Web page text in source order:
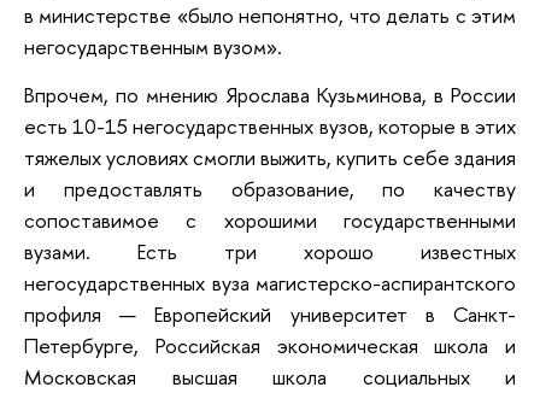
в министерстве «было непонятно, что делать с этим
негосударственным вузом».
Впрочем, по мнению Ярослава Кузьминова, в России
есть 10-15 негосударственных вузов, которые в этих
тяжелых условиях смогли выжить, купить себе здания
и предоставлять образование, по качеству
сопоставимое с хорошими государственными
вузами. Есть три хорошо известных
негосударственных вуза магистерско-аспирантского
профиля — Европейский университет в Санкт-
Петербурге, Российская экономическая школа и
Московская высшая школа социальных и